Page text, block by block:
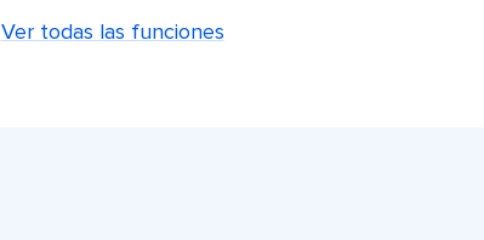
Ver todas las funciones